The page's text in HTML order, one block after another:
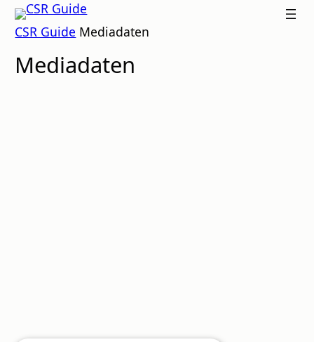
Zum
Inhalt
CSR
GUIDE
CSR Guide Mediadaten
Mediadaten